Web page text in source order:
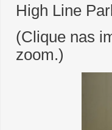
High Line
(Clique nas
zoom.)